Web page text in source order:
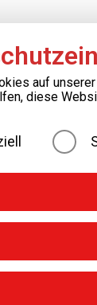
The
auf
diese